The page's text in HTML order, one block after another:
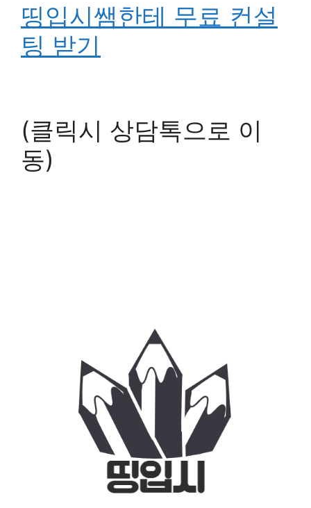
띵입시쌤한테 무료 컨설
팅 받기
(클릭시 상담톡으로 이
동)